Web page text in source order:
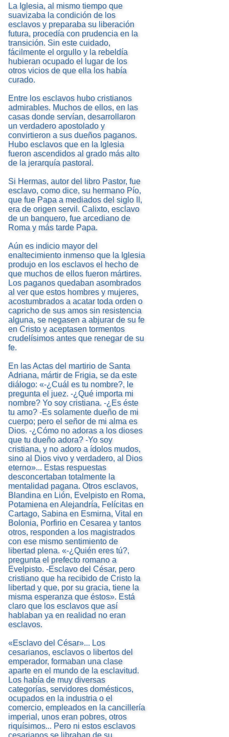
La Iglesia, al mismo tiempo que
suavizaba la condición de los
esclavos y preparaba su liberación
futura, procedía con prudencia en la
transición. Sin este cuidado,
fácilmente el orgullo y la rebeldía
hubieran ocupado el lugar de los
otros vicios de que ella los había
curado.
Entre los esclavos hubo cristianos
admirables. Muchos de ellos, en las
casas donde servían, desarrollaron
un verdadero apostolado y
convirtieron a sus dueños paganos.
Hubo esclavos que en la Iglesia
fueron ascendidos al grado más alto
de la jerarquía pastoral.
Si Hermas, autor del libro Pastor, fue
esclavo, como dice, su hermano Pío,
que fue Papa a mediados del siglo II,
era de origen servil. Calixto, esclavo
de un banquero, fue arcediano de
Roma y más tarde Papa.
Aún es indicio mayor del
enaltecimiento inmenso que la Iglesia
produjo en los esclavos el hecho de
que muchos de ellos fueron mártires.
Los paganos quedaban asombrados
al ver que estos hombres y mujeres,
acostumbrados a acatar toda orden o
capricho de sus amos sin resistencia
alguna, se negasen a abjurar de su fe
en Cristo y aceptasen tormentos
crudelísimos antes que renegar de su
fe.
En las Actas del martirio de Santa
Adriana, mártir de Frigia, se da este
diálogo: «-¿Cuál es tu nombre?, le
pregunta el juez. -¿Qué importa mi
nombre? Yo soy cristiana. -¿Es éste
tu amo? -Es solamente dueño de mi
cuerpo; pero el señor de mi alma es
Dios. -¿Cómo no adoras a los dioses
que tu dueño adora? -Yo soy
cristiana, y no adoro a ídolos mudos,
sino al Dios vivo y verdadero, al Dios
eterno»... Estas respuestas
desconcertaban totalmente la
mentalidad pagana. Otros esclavos,
Blandina en Lión, Evelpisto en Roma,
Potamiena en Alejandría, Felícitas en
Cartago, Sabina en Esmirna, Vital en
Bolonia, Porfirio en Cesarea y tantos
otros, responden a los magistrados
con ese mismo sentimiento de
libertad plena. «-¿Quién eres tú?,
pregunta el prefecto romano a
Evelpisto. -Esclavo del César, pero
cristiano que ha recibido de Cristo la
libertad y que, por su gracia, tiene la
misma esperanza que éstos». Está
claro que los esclavos que así
hablaban ya en realidad no eran
esclavos.
«Esclavo del César»... Los
cesarianos, esclavos o libertos del
emperador, formaban una clase
aparte en el mundo de la esclavitud.
Los había de muy diversas
categorías, servidores domésticos,
ocupados en la industria o el
comercio, empleados en la cancillería
imperial, unos eran pobres, otros
riquísimos... Pero ni estos esclavos